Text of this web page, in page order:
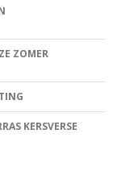
ZOMER
KERSVERSE